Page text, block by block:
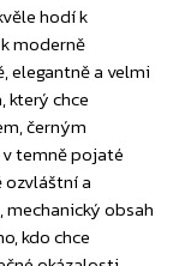
hodí k
moderně
elegantně a velmi
který chce
černým
temně pojaté
a
obsah
kdo chce